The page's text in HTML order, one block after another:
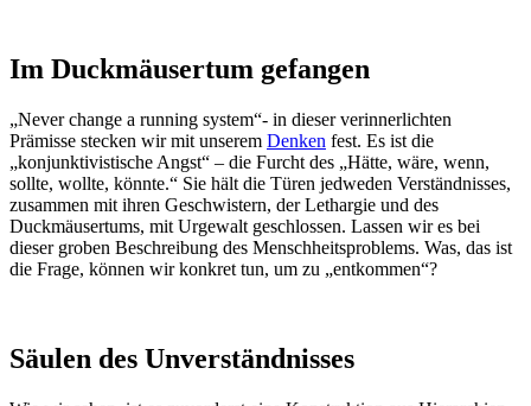
Im Duckmäusertum gefangen
„Never change a running system“- in dieser verinnerlichten
Prämisse stecken wir mit unserem Denken fest. Es ist die
„konjunktivistische Angst“ – die Furcht des „Hätte, wäre, wenn,
sollte, wollte, könnte.“ Sie hält die Türen jedweden Verständnisses,
zusammen mit ihren Geschwistern, der Lethargie und des
Duckmäusertums, mit Urgewalt geschlossen. Lassen wir es bei
dieser groben Beschreibung des Menschheitsproblems. Was, das ist
die Frage, können wir konkret tun, um zu „entkommen“?
Säulen des Unverständnisses